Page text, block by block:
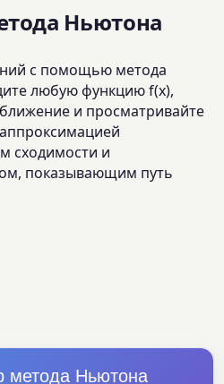
Ньютона
с помощью метода
любую функцию f(x),
и просматривайте
сходимости и
показывающим путь
метода Ньютона